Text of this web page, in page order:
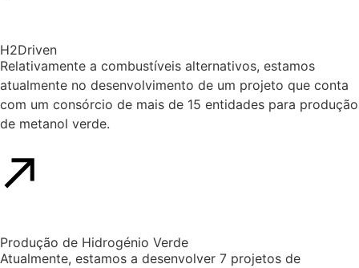
H2Driven​
Relativamente a combustíveis alternativos, estamos
atualmente no desenvolvimento de um projeto que conta
com um consórcio de mais de 15 entidades para produção
de metanol verde.
Produção de Hidrogénio Verde
Atualmente, estamos a desenvolver 7 projetos de